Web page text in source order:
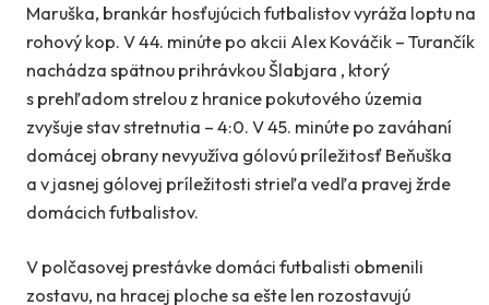
Maruška, brankár hosťujúcich futbalistov vyráža loptu na
rohový kop. V 44. minúte po akcii Alex Kováčik – Turančík
nachádza spätnou prihrávkou Šlabjara , ktorý
s prehľadom strelou z hranice pokutového územia
zvyšuje stav stretnutia – 4:0. V 45. minúte po zaváhaní
domácej obrany nevyužíva gólovú príležitosť Beňuška
a v jasnej gólovej príležitosti strieľa vedľa pravej žrde
domácich futbalistov.
V polčasovej prestávke domáci futbalisti obmenili
zostavu, na hracej ploche sa ešte len rozostavujú